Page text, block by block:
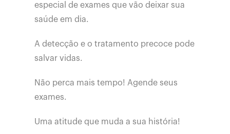
especial de exames que vão deixar sua
saúde em dia.
A detecção e o tratamento precoce pode
salvar vidas.
Não perca mais tempo! Agende seus
exames.
Uma atitude que muda a sua história!